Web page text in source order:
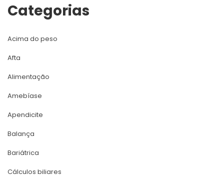
Categoria
Acima do peso
Afta
Alimentação
Amebíase
Apendicite
Balança
Bariátrica
Cálculos biliare